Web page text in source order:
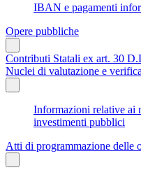
IBAN e pagamenti
Opere pubbliche
Contributi Statali ex art. 30
Nuclei di valutazione e
Informazioni relative ai
investimenti pubblici
Atti di programmazione delle